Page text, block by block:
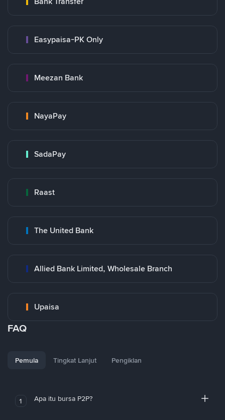
Easypaisa-PK Only
Meezan Bank
NayaPay
SadaPay
Raast
The United Bank
Allied Bank Limited, Wholesale Branch
Upaisa
FAQ
Pemula Tingkat Lanjut Pengiklan
1 Apa itu bursa P2P?